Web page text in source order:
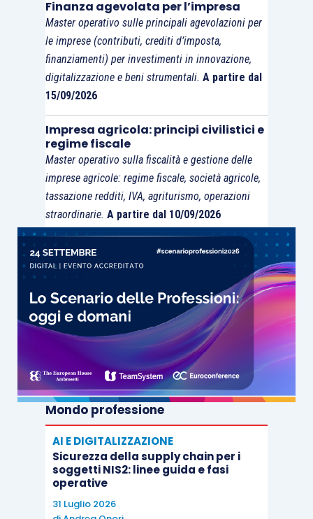
il contesto in cui si muovono gli studi
professionali;
la gestione e l’organizzazione degli studi;
e lo sviluppo della persona del
studi.
Il libro suggerisce infine nuove linee di indagine
che gettano ulteriore luce sulle attività e le
prestazioni delle PSF e dei professionisti che
lavorano al loro interno.
Una lunga ed approfondita intervista, che la
professoressa Laura Empson ci ha gentilmente
concesso in anteprima assoluta per L’Italia, sarà
pubblicata sul numero di Settembre di Vision Pro,
la rivista di Gruppo Euroconference dedicata
all’organizzazione e allo sviluppo del
professionista.
Finanza agevolata per l’impresa
Master operativo sulle principali agevolazioni per
le imprese (contributi, crediti d’imposta,
finanziamenti) per investimenti in innovazione,
digitalizzazione e beni strumentali. A partire dal
15/09/2026
Impresa agricola: principi civilistici e
regime fiscale
Master operativo sulla fiscalità e gestione delle
imprese agricole: regime fiscale, società agricole,
tassazione redditi, IVA, agriturismo, operazioni
straordinarie. A partire dal 10/09/2026
Mondo professione
AI E DIGITALIZZAZIONE
Sicurezza della supply chain per i
soggetti NIS2: linee guida e fasi
operative
31 Luglio 2026